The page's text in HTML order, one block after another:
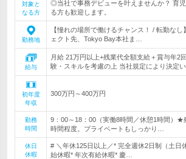
対象と
なる方
◎当社で事務デビューを叶えませんか？ 育
る方も歓迎します。
勤務地
【憧れの場所で働けるチャンス！ / 転勤な
ェクト先、Tokyo Bay本社ま…
給与
月給 21万円以上+残業代全額支給＋賞与年2
験・スキルを考慮の上 当社規定により決定
初年度
年収
300万円～400万円
勤務
時間
9：00～18：00（実働8時間／休憩1時間）★
時間程度。プライベートもしっかり…
休日
休暇
# ＼年休125日以上／* 完全週休2日制（土日
始休暇* 年次有給休暇* 慶…